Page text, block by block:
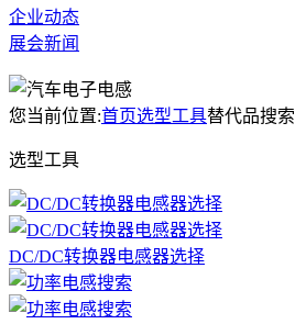
企业动态
展会新闻
您当前位置:首页选型工具替代品搜索
选型工具
DC/DC转换器电感器选择